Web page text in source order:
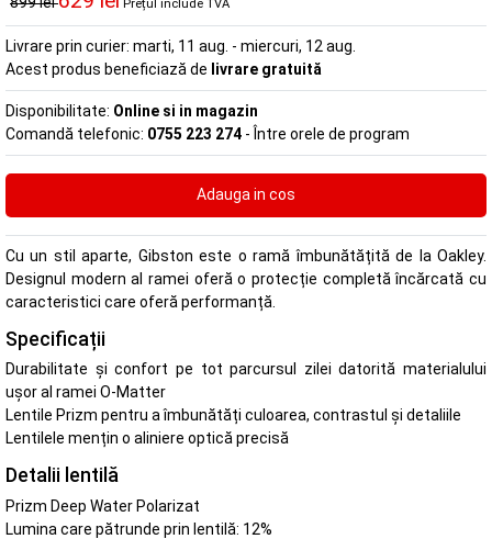
Prețul include TVA
Livrare prin curier: marti, 11 aug. - miercuri, 12 aug.
Acest produs beneficiază de livrare gratuită
Disponibilitate: Online si in magazin
Comandă telefonic: 0755 223 274 - Între orele de program
Cu un stil aparte, Gibston este o ramă îmbunătățită de la Oakley.
Designul modern al ramei oferă o protecție completă încărcată cu
caracteristici care oferă performanță.
Specificații
Durabilitate și confort pe tot parcursul zilei datorită materialului
ușor al ramei O-Matter
Lentile Prizm pentru a îmbunătăți culoarea, contrastul și detaliile
Lentilele mențin o aliniere optică precisă
Detalii lentilă
Prizm Deep Water Polarizat
Lumina care pătrunde prin lentilă: 12%